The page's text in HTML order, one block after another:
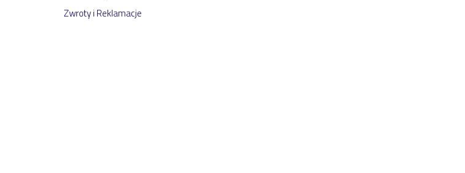
Zwroty i Reklamacje